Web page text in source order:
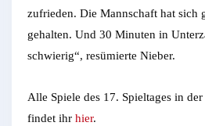
zufrieden. Die Mannschaft hat sich
gehalten. Und 30 Minuten in
schwierig“, resümierte Nieber.
Alle Spiele des 17. Spieltages in
findet ihr hier.